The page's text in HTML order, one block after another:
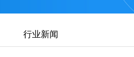
行业新闻